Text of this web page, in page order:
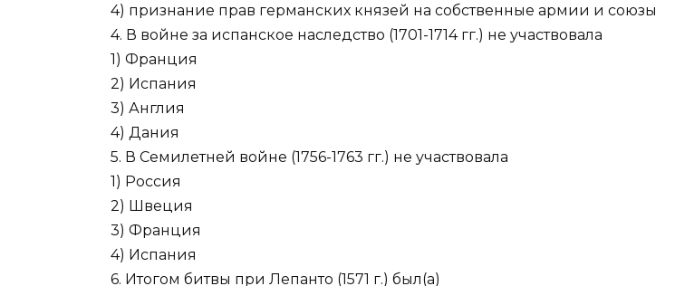
4) признание прав германских князей на собственные армии и союзы
4. В войне за испанское наследство (1701-1714 гг.) не участвовала
1) Франция
2) Испания
3) Англия
4) Дания
5. В Семилетней войне (1756-1763 гг.) не участвовала
1) Россия
2) Швеция
3) Франция
4) Испания
6. Итогом битвы при Лепанто (1571 г.) был(а)